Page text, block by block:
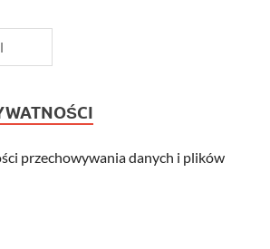
przechowywania danych i plików